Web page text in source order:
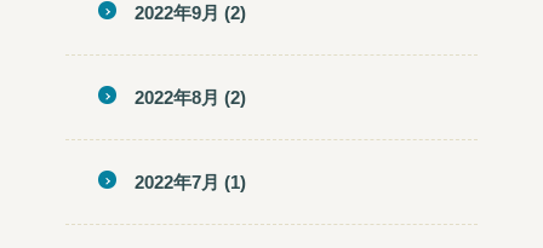
2022年9月 (2)
2022年8月 (2)
2022年7月 (1)